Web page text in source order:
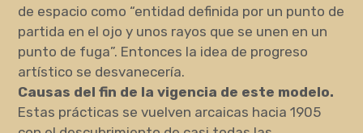
de espacio como “entidad definida por un punto de
partida en el ojo y unos rayos que se unen en un
punto de fuga”. Entonces la idea de progreso
artístico se desvanecería.
Causas del fin de la vigencia de este modelo.
Estas prácticas se vuelven arcaicas hacia 1905